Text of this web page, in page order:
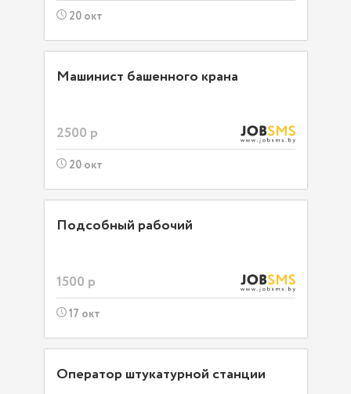
20 окт
Машинист башенного крана
2500 р
20 окт
Подсобный рабочий
1500 р
17 окт
Оператор штукатурной станции